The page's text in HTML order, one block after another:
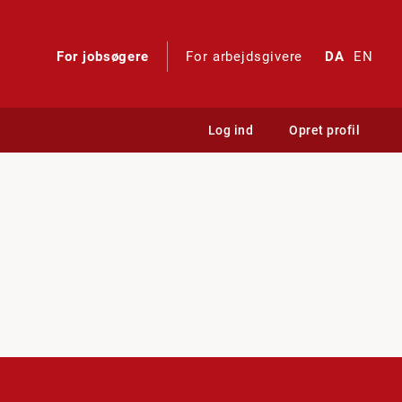
For jobsøgere For arbejdsgivere DA EN
Log ind Opret profil